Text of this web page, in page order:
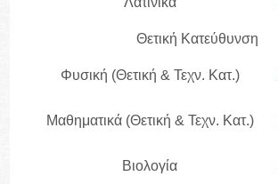
Θετική Κατεύθυνση
Φυσική (Θετική & Τεχν. Κατ.)
Μαθηματικά (Θετική & Τεχν. Κατ.)
Βιολογία